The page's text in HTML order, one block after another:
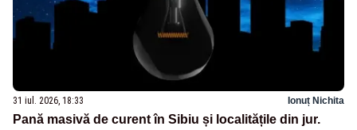
31 iul. 2026, 18:33 Ionuț Nichita
Pană masivă de curent în Sibiu și localitățile din jur.